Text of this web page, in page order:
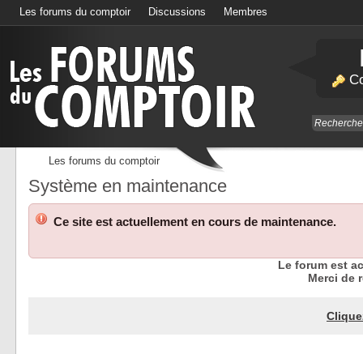
Les forums du comptoir Discussions Membres
Les forums du comptoir
Système en maintenance
Ce site est actuellement en cours de maintenance.
Le forum est
Merci de